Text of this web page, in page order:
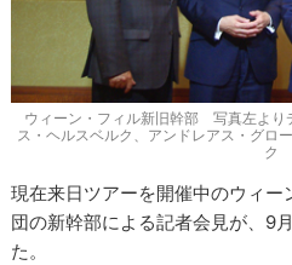
ウィーン・フィル新旧幹部 写真左より
ス・ヘルスベルク、アンドレアス・グロ
ク
現在来日ツアーを開催中のウィ
団の新幹部による記者会見が、9
た。